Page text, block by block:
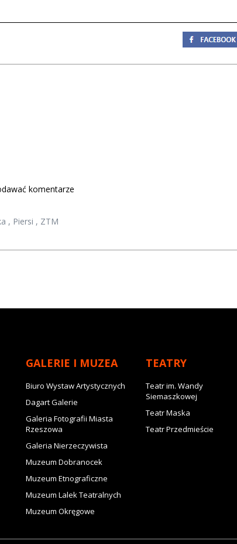
komentarze
, Piersi , ZTM
GALERIE I MUZEA
Biuro Wystaw Artystycznych
Dagart Galerie
Galeria Fotografii Miasta
Rzeszowa
Galeria Nierzeczywista
Muzeum Dobranocek
Muzeum Etnograficzne
Muzeum Lalek Teatralnych
Muzeum Okręgowe
TEATRY
Teatr im. Wandy
Siemaszkowej
Teatr Maska
Teatr Przedmieście